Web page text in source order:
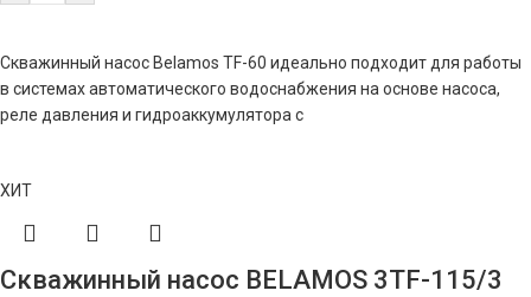
Скважинный насос Belamos TF-60 идеально подходит для работы
в системах автоматического водоснабжения на основе насоса,
реле давления и гидроаккумулятора с
ХИТ
Скважинный насос BELAMOS 3TF-115/3